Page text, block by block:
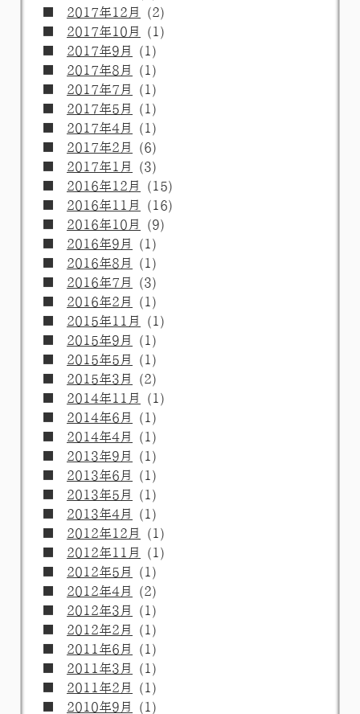
2017年12月
(2)
2017年10月
(1)
2017年9月
(1)
2017年8月
(1)
2017年7月
(1)
2017年5月
(1)
2017年4月
(1)
2017年2月
(6)
2017年1月
(3)
2016年12月
(15)
2016年11月
(16)
2016年10月
(9)
2016年9月
(1)
2016年8月
(1)
2016年7月
(3)
2016年2月
(1)
2015年11月
(1)
2015年9月
(1)
2015年5月
(1)
2015年3月
(2)
2014年11月
(1)
2014年6月
(1)
2014年4月
(1)
2013年9月
(1)
2013年6月
(1)
2013年5月
(1)
2013年4月
(1)
2012年12月
(1)
2012年11月
(1)
2012年5月
(1)
2012年4月
(2)
2012年3月
(1)
2012年2月
(1)
2011年6月
(1)
2011年3月
(1)
2011年2月
(1)
2010年9月
(1)